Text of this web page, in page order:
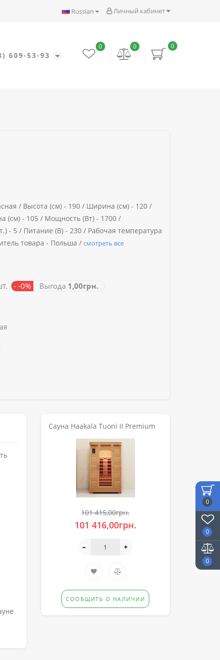
0
0
0
Личный кабинет
Russian
609-53-93
0
0
0
/ Высота (см) - 190 / Ширина (см) - 120 /
(см) - 105 / Мощность (Вт) - 1700 /
- 5 / Питание (В) - 230 / Рабочая температура
товара - Польша / смотреть все
- -0% Выгода 1,00грн.
Сауна Haakala Tuoni II Premium
101 415,00грн.
101 416,00грн.
СООБЩИТЬ О НАЛИЧИИ